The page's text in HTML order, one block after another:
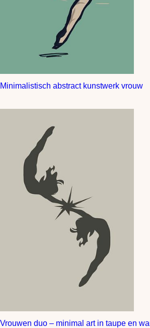
Minimalistisch abstract kunstwerk vrouw
Vrouwen duo – minimal art in taupe en